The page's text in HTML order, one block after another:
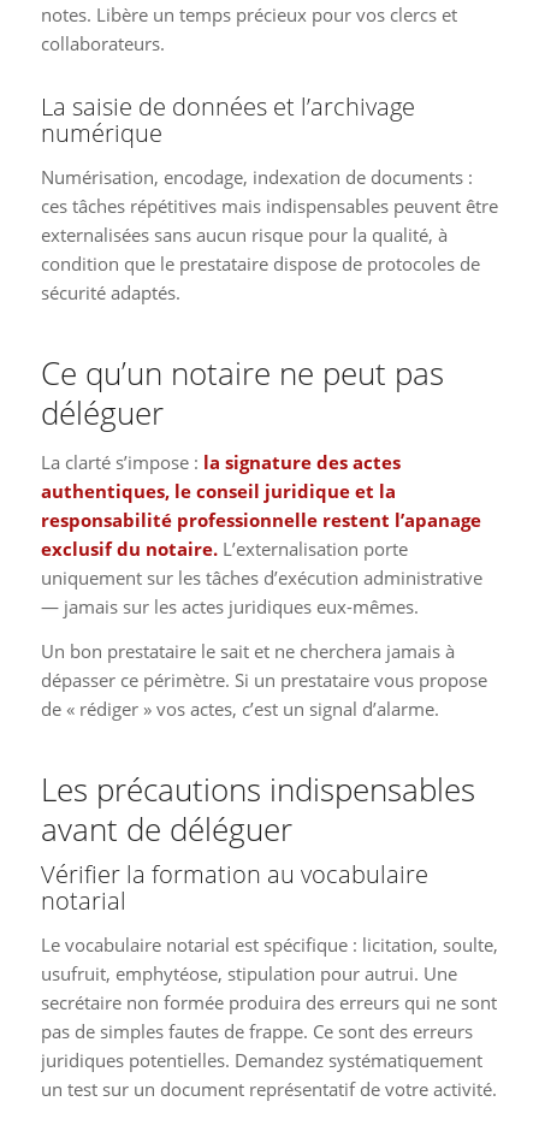
notes. Libère un temps précieux pour vos clercs et
collaborateurs.
La saisie de données et l’archivage
numérique
Numérisation, encodage, indexation de documents :
ces tâches répétitives mais indispensables peuvent être
externalisées sans aucun risque pour la qualité, à
condition que le prestataire dispose de protocoles de
sécurité adaptés.
Ce qu’un notaire ne peut pas
déléguer
La clarté s’impose : la signature des actes
authentiques, le conseil juridique et la
responsabilité professionnelle restent l’apanage
exclusif du notaire.L’externalisation porte
uniquement sur les tâches d’exécution administrative
— jamais sur les actes juridiques eux-mêmes.
Un bon prestataire le sait et ne cherchera jamais à
dépasser ce périmètre. Si un prestataire vous propose
de « rédiger » vos actes, c’est un signal d’alarme.
Les précautions indispensables
avant de déléguer
Vérifier la formation au vocabulaire
notarial
Le vocabulaire notarial est spécifique : licitation, soulte,
usufruit, emphytéose, stipulation pour autrui. Une
secrétaire non formée produira des erreurs qui ne sont
pas de simples fautes de frappe. Ce sont des erreurs
juridiques potentielles. Demandez systématiquement
un test sur un document représentatif de votre activité.